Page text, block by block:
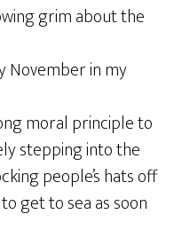
grim about the
November in my
moral principle to
stepping into the
people’s hats off
get to sea as soon